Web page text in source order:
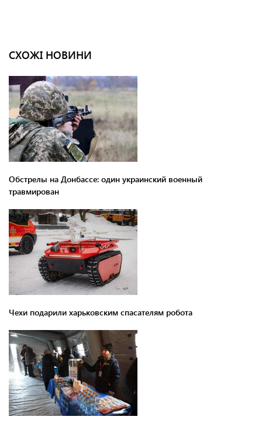
СХОЖІ НОВИНИ
Обстрелы на Донбассе: один украинский военный
травмирован
Чехи подарили харьковским спасателям робота